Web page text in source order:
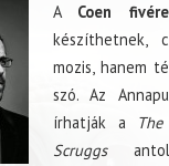
A Coen
készíthetnek,
mozis, hanem
szó. Az
írhatják a
Scruggs